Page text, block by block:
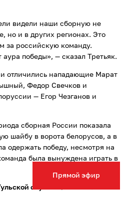
Прямой эфир
видели наши сборную не
но и в других регионах. Это
за российскую команду.
победы», — сказал Третьяк.
отличились нападающие Марат
Федор Свечков и
— Егор Чезганов и
сборная России показала
шайбу в ворота белорусов, а в
одержать победу, несмотря на
была вынуждена играть в
службы новостей